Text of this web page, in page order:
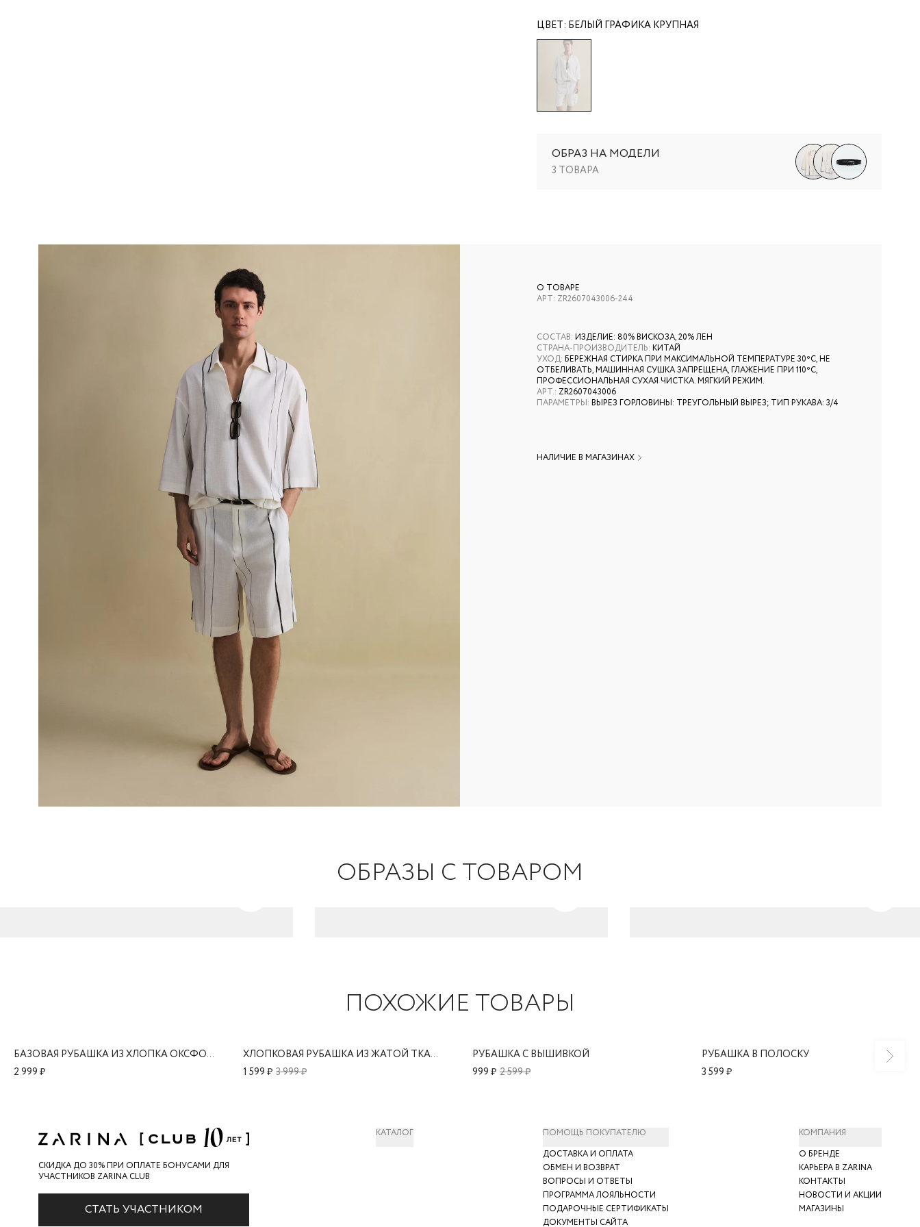
ЦВЕТ: БЕЛЫЙ ГРАФИКА КРУПНАЯ
ОБРАЗ НА МОДЕЛИ
3 ТОВАРА
О ТОВАРЕ
АРТ: ZR2607043006-244
СОСТАВ: ИЗДЕЛИЕ: 80% ВИСКОЗА, 20% ЛЕН
СТРАНА-ПРОИЗВОДИТЕЛЬ: КИТАЙ
УХОД: БЕРЕЖНАЯ СТИРКА ПРИ МАКСИМАЛЬНОЙ ТЕМПЕРАТУРЕ 30ºС, НЕ
ОТБЕЛИВАТЬ, МАШИННАЯ СУШКА ЗАПРЕЩЕНА, ГЛАЖЕНИЕ ПРИ 110ºС,
ПРОФЕССИОНАЛЬНАЯ СУХАЯ ЧИСТКА. МЯГКИЙ РЕЖИМ.
АРТ.: ZR2607043006
ПАРАМЕТРЫ: ВЫРЕЗ ГОРЛОВИНЫ: ТРЕУГОЛЬНЫЙ ВЫРЕЗ; ТИП РУКАВА: 3/4
НАЛИЧИЕ В МАГАЗИНАХ
ОБРАЗЫ С ТОВАРОМ
ПОХОЖИЕ ТОВАРЫ
БАЗОВАЯ РУБАШКА ИЗ ХЛОПКА ОКСФОРД
2 999 ₽
ХЛОПКОВАЯ РУБАШКА ИЗ ЖАТОЙ ТКАНИ
3 999 ₽
1 599 ₽
РУБАШКА С ВЫШИВКОЙ
2 599 ₽
999 ₽
РУБАШКА В ПОЛОСКУ
3 599 ₽
СКИДКА ДО 30% ПРИ ОПЛАТЕ БОНУСАМИ ДЛЯ
УЧАСТНИКОВ ZARINA CLUB
СТАТЬ УЧАСТНИКОМ
КАТАЛОГ
ПОМОЩЬ ПОКУПАТЕЛЮ
ДОСТАВКА И ОПЛАТА
ОБМЕН И ВОЗВРАТ
ВОПРОСЫ И ОТВЕТЫ
ПРОГРАММА ЛОЯЛЬНОСТИ
ПОДАРОЧНЫЕ СЕРТИФИКАТЫ
ДОКУМЕНТЫ САЙТА
КОМПАНИЯ
О БРЕНДЕ
КАРЬЕРА В ZARINA
КОНТАКТЫ
НОВОСТИ И АКЦИИ
МАГАЗИНЫ